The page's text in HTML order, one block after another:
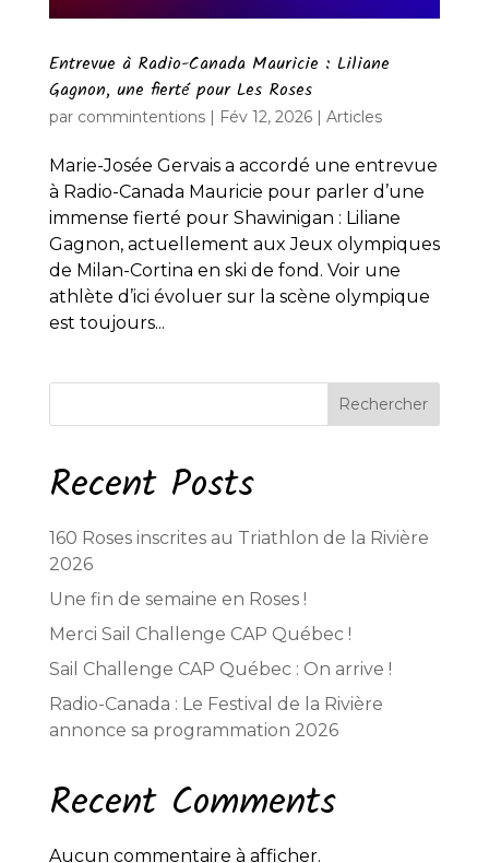
Entrevue à Radio-Canada Mauricie : Liliane
Gagnon, une fierté pour Les Roses
par commintentions| Fév 12, 2026| Articles
Marie-Josée Gervais a accordé une entrevue
à Radio-Canada Mauricie pour parler d’une
immense fierté pour Shawinigan : Liliane
Gagnon, actuellement aux Jeux olympiques
de Milan-Cortina en ski de fond. Voir une
athlète d’ici évoluer sur la scène olympique
est toujours...
Rechercher
Recent Posts
160 Roses inscrites au Triathlon de la Rivière
2026
Une fin de semaine en Roses !
Merci Sail Challenge CAP Québec !
Sail Challenge CAP Québec : On arrive !
Radio-Canada : Le Festival de la Rivière
annonce sa programmation 2026
Recent Comments
Aucun commentaire à afficher.